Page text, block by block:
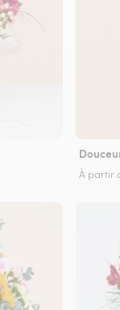
À partir